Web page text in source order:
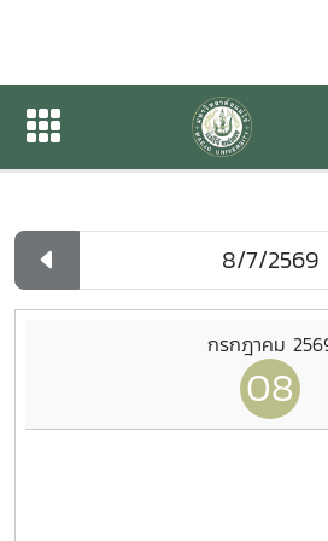
ปฏิทินกิจกรรมของห
ปฏิทินกิจกรรมของหน่วยงาน
กรกฎาคม
08